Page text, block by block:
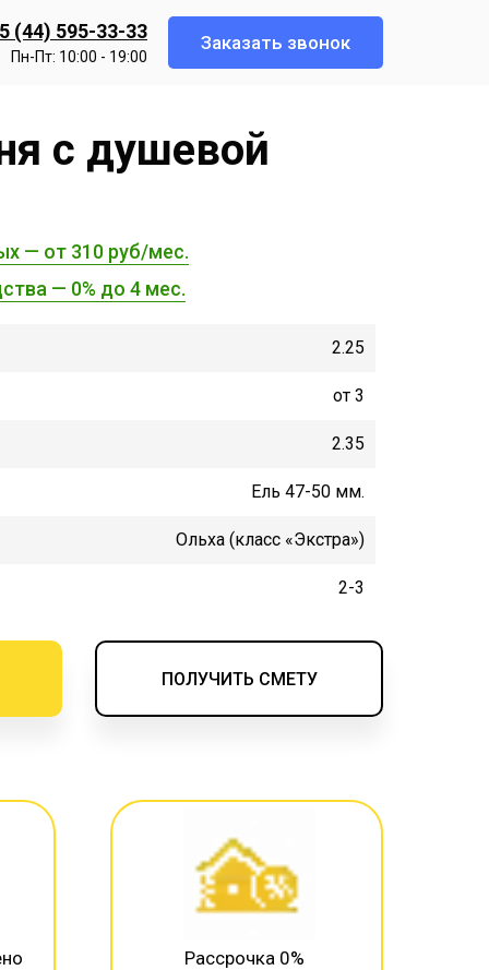
(44) 595-33-33
Пн-Пт: 10:00 - 19:00
Заказать звонок
с душевой
— 0% до 4 мес.
— от 310 руб/мес.
2.25
от 3
2.35
Ель 47-50 мм.
Ольха (класс «Экстра»)
2-3
ПОЛУЧИТЬ СМЕТУ
Рассрочка 0%